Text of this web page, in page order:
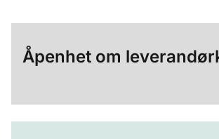
Åpenhet om